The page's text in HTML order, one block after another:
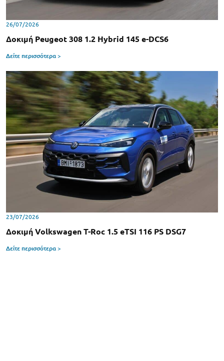
26/07/2026
Δοκιμή Peugeot 308 1.2 Hybrid 145 e-DCS6
Δείτε περισσότερα >
23/07/2026
Δοκιμή Volkswagen T-Roc 1.5 eTSI 116 PS DSG7
Δείτε περισσότερα >